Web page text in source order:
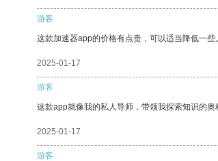
游客
这款加速器app的价格有点贵，可以适当降低一
2025-01-17
游客
这款app就像我的私人导师，带领我探索知识的奥
2025-01-17
游客